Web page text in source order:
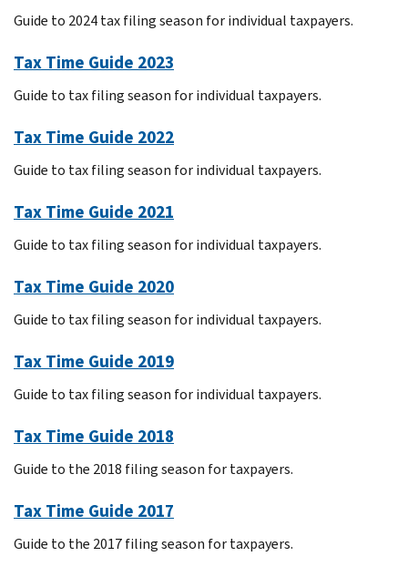
Guide to 2024 tax filing season for individual taxpayers.
Tax Time Guide 2023
Guide to tax filing season for individual taxpayers.
Tax Time Guide 2022
Guide to tax filing season for individual taxpayers.
Tax Time Guide 2021
Guide to tax filing season for individual taxpayers.
Tax Time Guide 2020
Guide to tax filing season for individual taxpayers.
Tax Time Guide 2019
Guide to tax filing season for individual taxpayers.
Tax Time Guide 2018
Guide to the 2018 filing season for taxpayers.
Tax Time Guide 2017
Guide to the 2017 filing season for taxpayers.